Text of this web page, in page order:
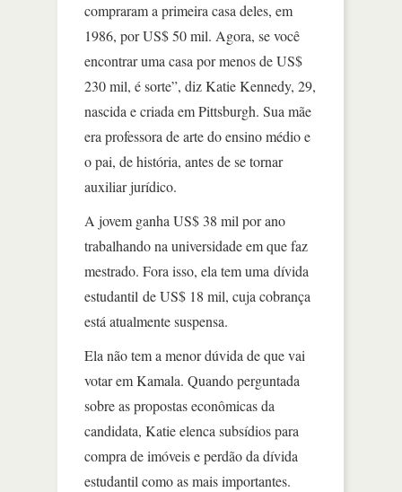
compraram a primeira casa deles, em
1986, por US$ 50 mil. Agora, se você
encontrar uma casa por menos de US$
230 mil, é sorte”, diz Katie Kennedy, 29,
nascida e criada em Pittsburgh. Sua mãe
era professora de arte do ensino médio e
o pai, de história, antes de se tornar
auxiliar jurídico.
A jovem ganha US$ 38 mil por ano
trabalhando na universidade em que faz
mestrado. Fora isso, ela tem uma dívida
estudantil de US$ 18 mil, cuja cobrança
está atualmente suspensa.
Ela não tem a menor dúvida de que vai
votar em Kamala. Quando perguntada
sobre as propostas econômicas da
candidata, Katie elenca subsídios para
compra de imóveis e perdão da dívida
estudantil como as mais importantes.